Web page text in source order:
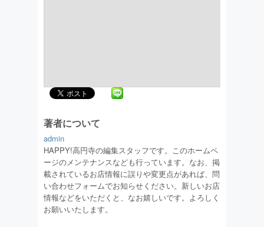
著者について
admin
HAPPY!高円寺の編集スタッフです。このホームペ
ージのメンテナンスなども行っています。なお、掲
載されているお店情報に誤りや変更点があれば、問
い合わせフォームでお知らせください。新しいお店
情報などをいただくと、なお嬉しいです。よろしく
お願いいたします。